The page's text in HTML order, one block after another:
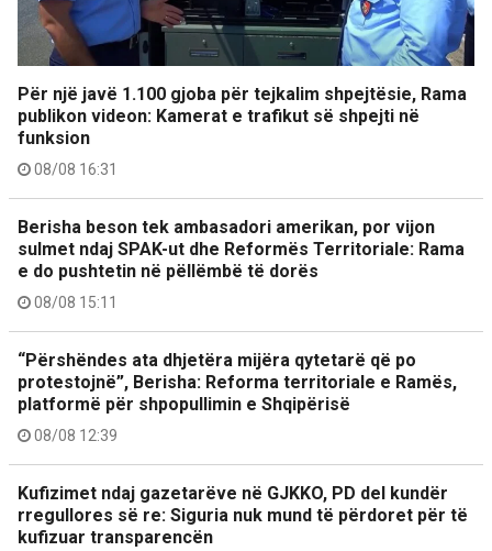
Për një javë 1.100 gjoba për tejkalim shpejtësie, Rama
publikon videon: Kamerat e trafikut së shpejti në
funksion
08/08 16:31
Berisha beson tek ambasadori amerikan, por vijon
sulmet ndaj SPAK-ut dhe Reformës Territoriale: Rama
e do pushtetin në pëllëmbë të dorës
08/08 15:11
“Përshëndes ata dhjetëra mijëra qytetarë që po
protestojnë”, Berisha: Reforma territoriale e Ramës,
platformë për shpopullimin e Shqipërisë
08/08 12:39
Kufizimet ndaj gazetarëve në GJKKO, PD del kundër
rregullores së re: Siguria nuk mund të përdoret për të
kufizuar transparencën